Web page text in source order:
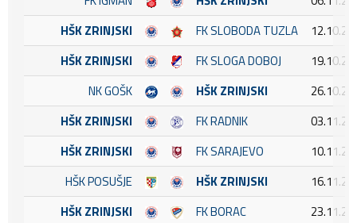
HŠK ZRINJSKI
FK SLOBODA TUZLA
HŠK ZRINJSKI
FK SLOGA DOBOJ
NK GOŠK
HŠK ZRINJSKI
HŠK ZRINJSKI
FK RADNIK
HŠK ZRINJSKI
FK SARAJEVO
HŠK POSUŠJE
HŠK ZRINJSKI
HŠK ZRINJSKI
FK BORAC